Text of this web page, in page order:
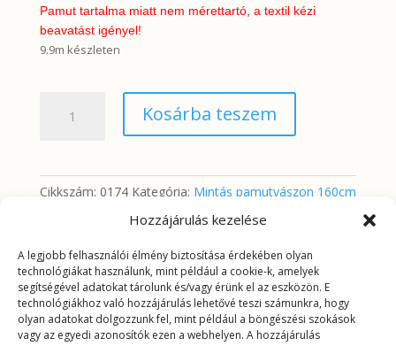
Hozzájárulás kezelése
A legjobb felhasználói élmény biztosítása érdekében olyan
technológiákat használunk, mint például a cookie-k, amelyek
segítségével adatokat tárolunk és/vagy érünk el az eszközön. E
technológiákhoz való hozzájárulás lehetővé teszi számunkra, hogy
olyan adatokat dolgozzunk fel, mint például a böngészési szokások
vagy az egyedi azonosítók ezen a webhelyen. A hozzájárulás
Pamut tartalma miatt nem mérettartó, a textil kézi
beavatást igényel!
9.9m készleten
mennyiség
Kosárba teszem
Cikkszám: 0174 Kategória: Mintás pamutvászon 160cm
További információk
További információk